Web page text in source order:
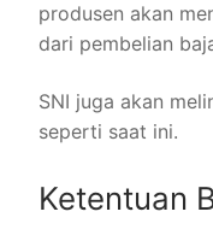
produsen akan
dari pembelian
SNI juga akan
seperti saat ini.
Ketentuan